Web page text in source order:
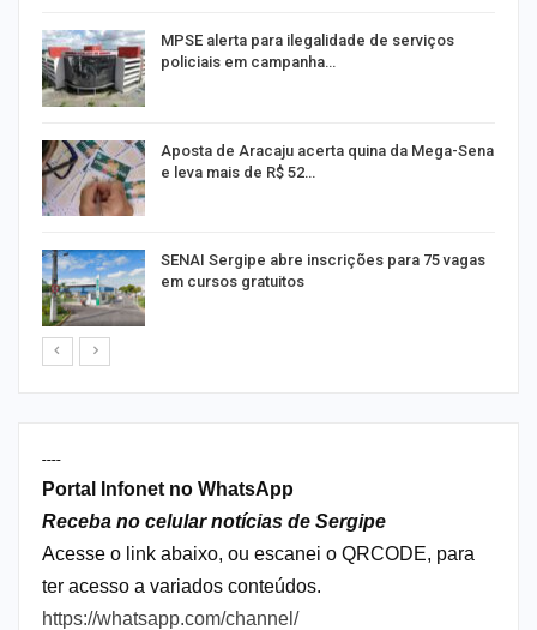
MPSE alerta para ilegalidade de serviços
policiais em campanha…
Aposta de Aracaju acerta quina da Mega-Sena
e leva mais de R$ 52…
SENAI Sergipe abre inscrições para 75 vagas
em cursos gratuitos
----
Portal Infonet no WhatsApp
Receba no celular notícias de Sergipe
Acesse o link abaixo, ou escanei o QRCODE, para
ter acesso a variados conteúdos.
https://whatsapp.com/channel/